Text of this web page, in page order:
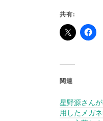
共有:
関連
星野源さん
用したメガ